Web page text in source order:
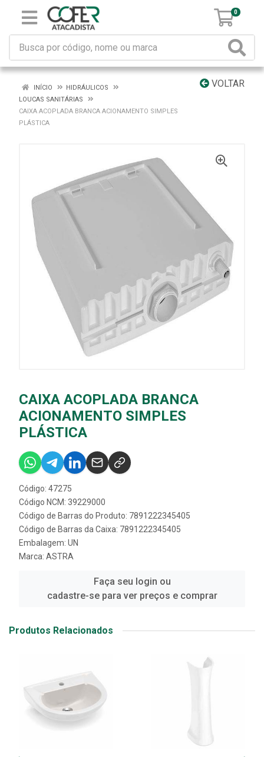
0
VOLTAR
INÍCIO
HIDRÁULICOS
LOUCAS SANITÁRIAS
CAIXA ACOPLADA BRANCA ACIONAMENTO SIMPLES
PLÁSTICA
CAIXA ACOPLADA BRANCA
ACIONAMENTO SIMPLES
PLÁSTICA
Código: 47275
Código NCM: 39229000
Código de Barras do Produto: 7891222345405
Código de Barras da Caixa: 7891222345405
Embalagem: UN
Marca: ASTRA
Faça seu login ou
cadastre-se para ver preços e comprar
Produtos Relacionados